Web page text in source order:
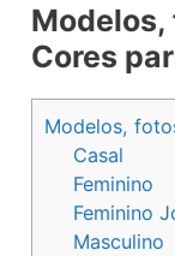
Modelos,
Cores
Modelos,
Casal
Feminino
Feminino
Masculino